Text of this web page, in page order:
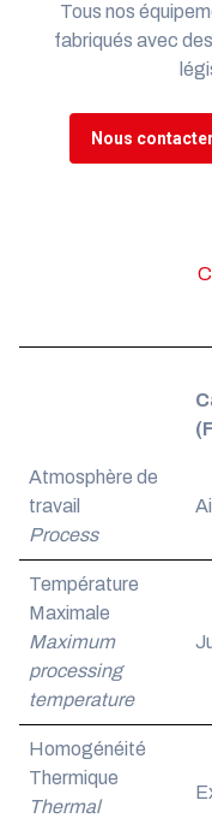
Tous nos
fabriqués avec
Nous contacter
Atmosphère de
travail
Process
Température
Maximale
Maximum
processing
temperature
Homogénéité
Thermique
Thermal